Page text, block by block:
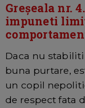
Greșeala nr.
impuneti
Daca nu
buna purtare,
un copil
de respect fata